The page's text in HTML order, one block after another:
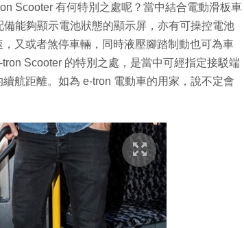
Scooter 有何特別之處呢？當中結合電動滑板車
能夠顯示電池狀態的顯示屏，亦有可操控電池
又或者煞停車輛，同時液壓腳踏制動也可為車
Scooter 的特別之處，是當中可經指定接駁端
航距離。如為 e-tron 電動車的用家，說不定會